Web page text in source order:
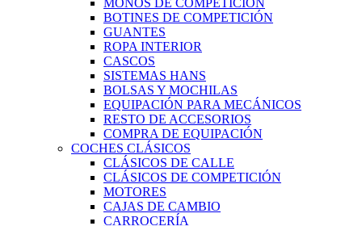
MONOS DE COMPETICIÓN
BOTINES DE COMPETICIÓN
GUANTES
ROPA INTERIOR
CASCOS
SISTEMAS HANS
BOLSAS Y MOCHILAS
EQUIPACIÓN PARA MECÁNICOS
RESTO DE ACCESORIOS
COMPRA DE EQUIPACIÓN
COCHES CLÁSICOS
CLÁSICOS DE CALLE
CLÁSICOS DE COMPETICIÓN
MOTORES
CAJAS DE CAMBIO
CARROCERÍA